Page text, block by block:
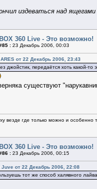
издеваться над ящегами
360 Live - Это возможно!
: 23 Декабрь 2006, 00:03
от 22 Декабрь 2006, 23:43
джойстик, передаётся хоть какой-то
существуют
везде где только можно и особенно
360 Live - Это возможно!
: 23 Декабрь 2006, 00:15
Juve от 22 Декабрь 2006, 22:08
тот же способ халявного